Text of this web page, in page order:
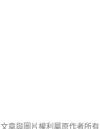
文章與圖片權利屬原作者所有